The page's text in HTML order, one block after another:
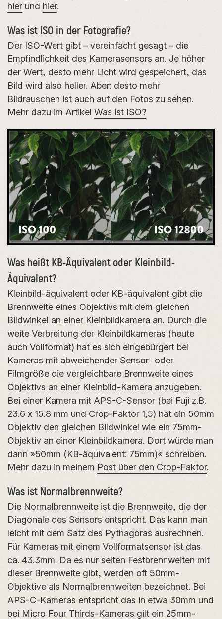
hier und hier.
Was ist ISO in der Fotografie?
Der ISO-Wert gibt – vereinfacht gesagt – die
Empfindlichkeit des Kamerasensors an. Je höher
der Wert, desto mehr Licht wird gespeichert, das
Bild wird also heller. Aber: desto mehr
Bildrauschen ist auch auf den Fotos zu sehen.
Mehr dazu im Artikel Was ist ISO?
Was heißt KB-Äquivalent oder Kleinbild-
Äquivalent?
Kleinbild-äquivalent oder KB-äquivalent gibt die
Brennweite eines Objektivs mit dem gleichen
Bildwinkel an einer Kleinbildkamera an. Durch die
weite Verbreitung der Kleinbildkameras (heute
auch Vollformat) hat es sich eingebürgert bei
Kameras mit abweichender Sensor- oder
Filmgröße die vergleichbare Brennweite eines
Objektivs an einer Kleinbild-Kamera anzugeben.
Bei einer Kamera mit APS-C-Sensor (bei Fuji z.B.
23.6 x 15.8 mm und Crop-Faktor 1,5) hat ein 50mm
Objektiv den gleichen Bildwinkel wie ein 75mm-
Objektiv an einer Kleinbildkamera. Dort würde man
dann »50mm (KB-äquivalent: 75mm)« schreiben.
Mehr dazu in meinem Post über den Crop-Faktor.
Was ist Normalbrennweite?
Die Normalbrennweite ist die Brennweite, die der
Diagonale des Sensors entspricht. Das kann man
leicht mit dem Satz des Pythagoras ausrechnen.
Für Kameras mit einem Vollformatsensor ist das
ca. 43.3mm. Da es nur selten Festbrennweiten mit
dieser Brennweite gibt, werden oft 50mm-
Objektive als Normalbrennweiten bezeichnet. Bei
APS-C-Kameras entspricht das in etwa 30mm und
bei Micro Four Thirds-Kameras gilt ein 25mm-